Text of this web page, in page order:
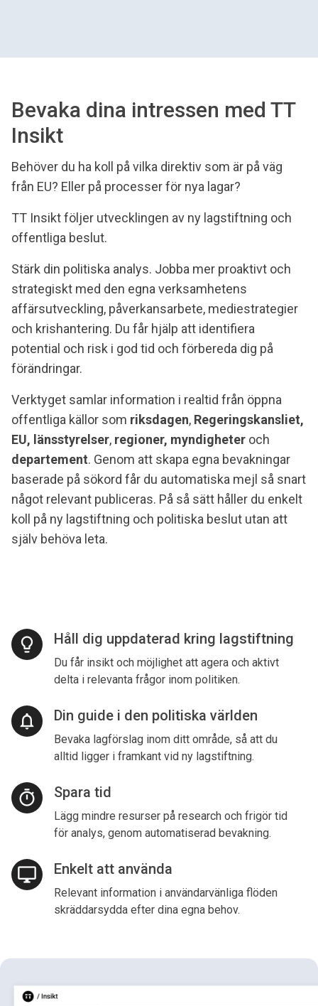
Bevaka dina intressen med TT
Insikt
Behöver du ha koll på vilka direktiv som är på väg
från EU? Eller på processer för nya lagar?
TT Insikt följer utvecklingen av ny lagstiftning och
offentliga beslut.
Stärk din politiska analys. Jobba mer proaktivt och
strategiskt med den egna verksamhetens
affärsutveckling, påverkansarbete, mediestrategier
och krishantering. Du får hjälp att identifiera
potential och risk i god tid och förbereda dig på
förändringar.
Verktyget samlar information i realtid från öppna
offentliga källor som riksdagen, Regeringskansliet,
EU, länsstyrelser, regioner, myndigheter och
departement. Genom att skapa egna bevakningar
baserade på sökord får du automatiska mejl så snart
något relevant publiceras. På så sätt håller du enkelt
koll på ny lagstiftning och politiska beslut utan att
själv behöva leta.
lightbulb Håll dig uppdaterad kring lagstiftning
Du får insikt och möjlighet att agera och aktivt
delta i relevanta frågor inom politiken.
notifications Din guide i den politiska världen
Bevaka lagförslag inom ditt område, så att du
alltid ligger i framkant vid ny lagstiftning.
timer Spara tid
Lägg mindre resurser på research och frigör tid
för analys, genom automatiserad bevakning.
desktop_windows Enkelt att använda
Relevant information i användarvänliga flöden
skräddarsydda efter dina egna behov.